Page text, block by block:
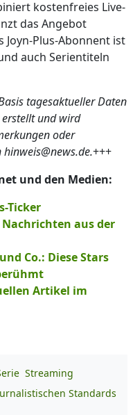
kostenfreies Live-
das Angebot
Joyn-Plus-Abonnent ist
auch Serientiteln
tagesaktueller Daten
und wird
oder
+++
und den Medien:
Ticker
aus der
Co.: Diese Stars
Artikel im
Streaming
Standards